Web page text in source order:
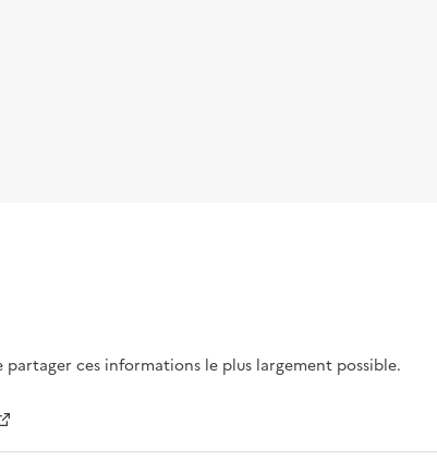
ces informations le plus largement possible.